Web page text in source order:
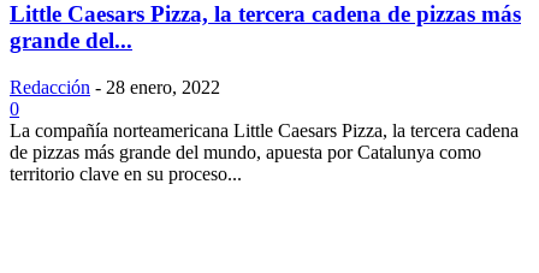
Little Caesars Pizza, la tercera cadena de pizzas más
grande del...
Redacción - 28 enero, 2022
0
La compañía norteamericana Little Caesars Pizza, la tercera cadena
de pizzas más grande del mundo, apuesta por Catalunya como
territorio clave en su proceso...